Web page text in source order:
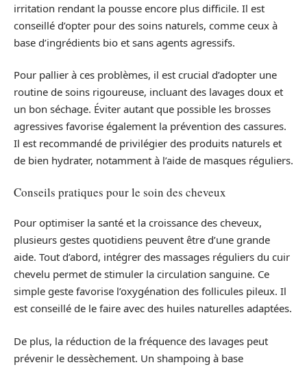
irritation rendant la pousse encore plus difficile. Il est
conseillé d’opter pour des soins naturels, comme ceux à
base d’ingrédients bio et sans agents agressifs.
Pour pallier à ces problèmes, il est crucial d’adopter une
routine de soins rigoureuse, incluant des lavages doux et
un bon séchage. Éviter autant que possible les brosses
agressives favorise également la prévention des cassures.
Il est recommandé de privilégier des produits naturels et
de bien hydrater, notamment à l’aide de masques réguliers.
Conseils pratiques pour le soin des cheveux
Pour optimiser la santé et la croissance des cheveux,
plusieurs gestes quotidiens peuvent être d’une grande
aide. Tout d’abord, intégrer des massages réguliers du cuir
chevelu permet de stimuler la circulation sanguine. Ce
simple geste favorise l’oxygénation des follicules pileux. Il
est conseillé de le faire avec des huiles naturelles adaptées.
De plus, la réduction de la fréquence des lavages peut
prévenir le dessèchement. Un shampoing à base